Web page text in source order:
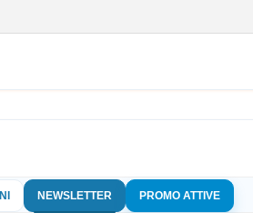
nome utente e la
clicca sul
NEWSLETTER PROMO ATTIVE